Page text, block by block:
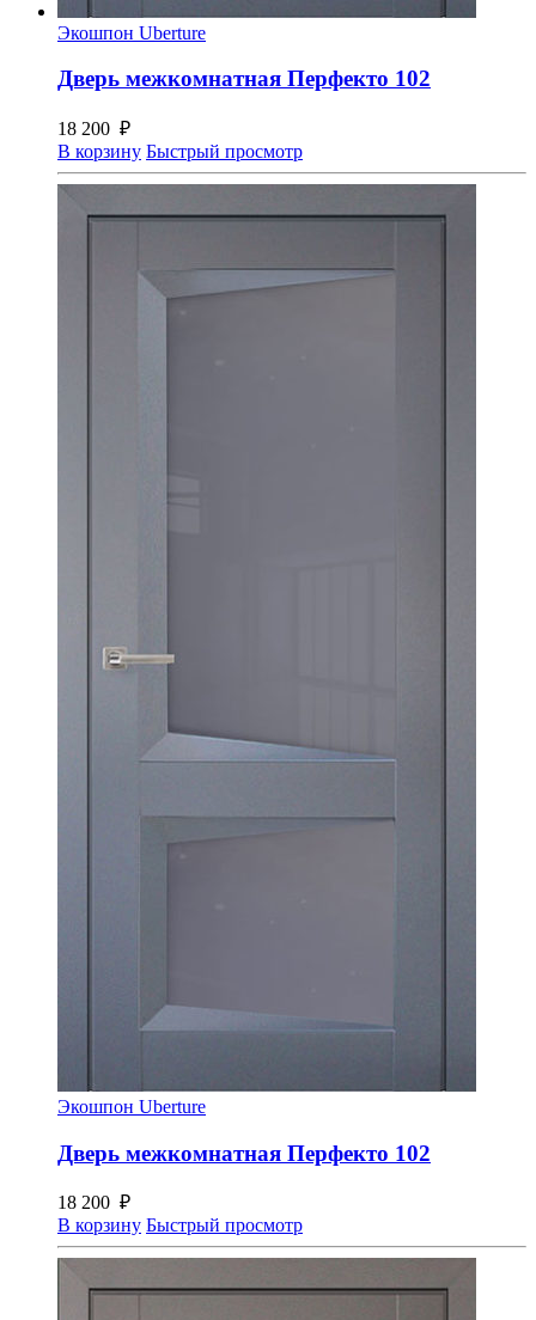
Экошпон Uberture
Дверь межкомнатная Перфекто 102
18 200 ₽
В корзину Быстрый просмотр
Экошпон Uberture
Дверь межкомнатная Перфекто 102
18 200 ₽
В корзину Быстрый просмотр